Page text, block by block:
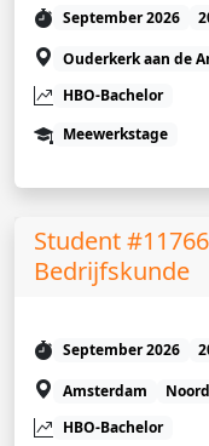
September 2026
Ouderkerk aan de
HBO-Bachelor
Meewerkstage
Student
Bedrijfskunde
September 2026
Amsterdam
HBO-Bachelor